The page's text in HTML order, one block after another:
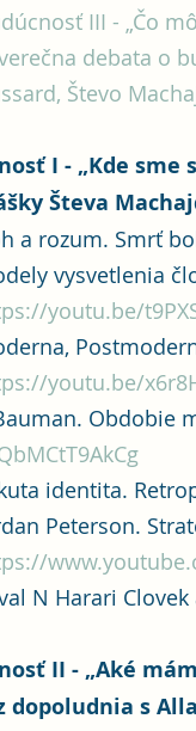
III - „Čo
debata o
Števo
I - „Kde
Števa
a rozum. Smrť
vysvetlenia
youtu.be/
youtu.be/
Obdobie
identita.
Peterson.
N Harari
II - „Aké
dopoludnia s